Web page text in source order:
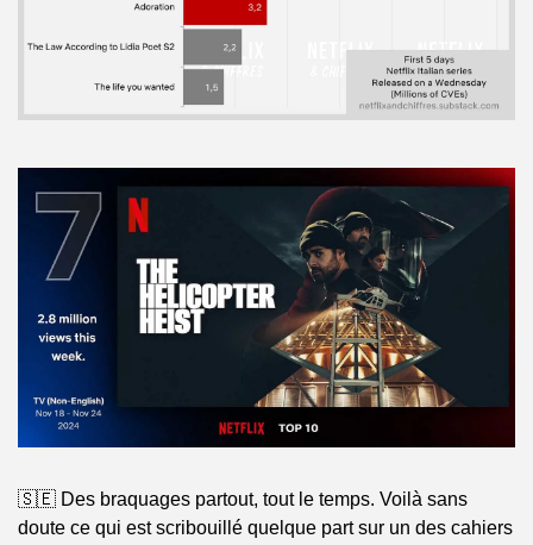
🇸🇪 Des braquages partout, tout le temps. Voilà sans
doute ce qui est scribouillé quelque part sur un des cahiers